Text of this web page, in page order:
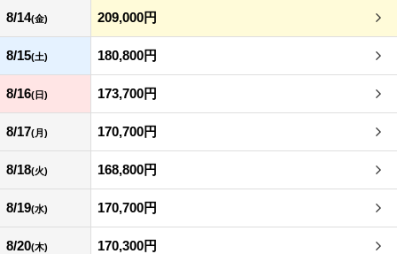
8/14(金) 209,000円
8/15(土) 180,800円
8/16(日) 173,700円
8/17(月) 170,700円
8/18(火) 168,800円
8/19(水) 170,700円
8/20(木) 170,300円